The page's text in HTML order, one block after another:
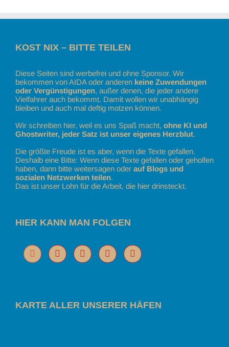
KOST NIX – BITTE TEILEN
Diese Seiten sind werbefrei und ohne Sponsor. Wir
bekommen von AIDA oder anderen keine Zuwendungen
oder Vergünstigungen, außer denen, die jeder andere
Vielfahrer auch bekommt. Damit wollen wir unabhängig
bleiben und auch mal deftig motzen können.
Wir schreiben hier, weil es uns Spaß macht, ohne KI und
Ghostwriter, jeder Satz ist unser eigenes Herzblut.
Die größte Freude ist es aber, wenn die Texte gefallen.
Deshalb eine Bitte: Wenn diese Texte gefallen oder geholfen
haben, dann bitte weitersagen oder auf Blogs und
sozialen Netzwerken teilen.
Das ist unser Lohn für die Arbeit, die hier drinsteckt.
HIER KANN MAN FOLGEN
KARTE ALLER UNSERER HÄFEN